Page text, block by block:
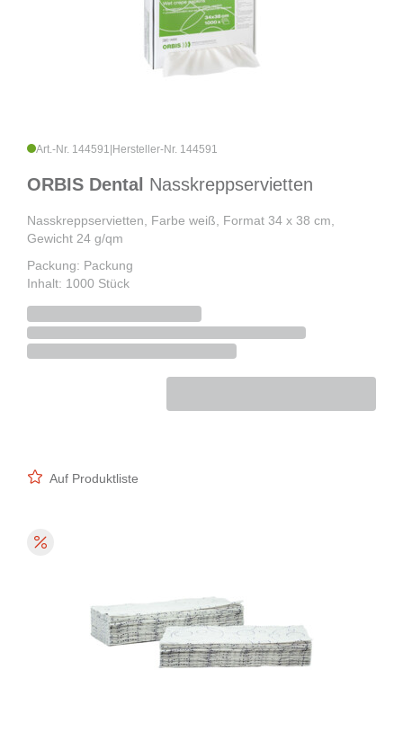
Art.-Nr. 144591 Hersteller-Nr. 144591
ORBIS Dental Nasskreppservietten
Nasskreppservietten, Farbe weiß, Format 34 x 38 cm,
Gewicht 24 g/qm
Packung: Packung
Inhalt: 1000 Stück
Auf Produktliste